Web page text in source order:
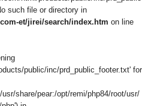
such file or directory in
et/jirei/search/index.htm on line
public/inc/prd_public_footer.txt' for
share/pear:/opt/remi/php84/root/usr/